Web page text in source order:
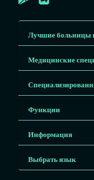
Лучшие больницы
Медицинские
Функции
Информация
Выбрать язык